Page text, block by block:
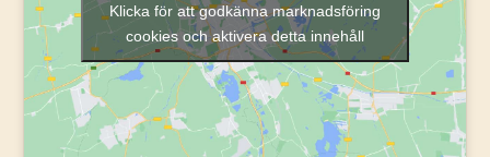
Klicka för att godkänna marknadsföring
cookies och aktivera detta innehåll